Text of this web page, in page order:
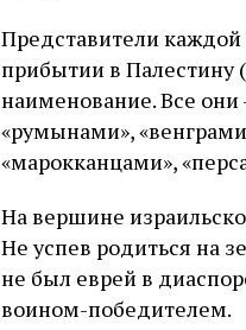
Представители
прибытии в Палестину
наименование. Все они
«румынами»,
«марокканцами»,
На вершине
Не успев родиться на
не был еврей в
воином-победителем.